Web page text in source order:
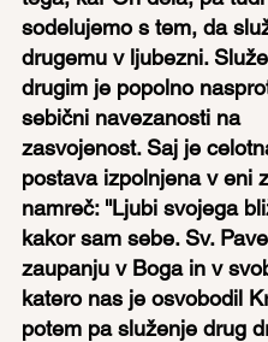
sodelujemo s tem, da
drugemu v ljubezni.
drugim je popolno
sebični navezanosti na
zasvojenost. Saj je
postava izpolnjena v eni
namreč: ''Ljubi svojega
kakor sam sebe. Sv.
zaupanju v Boga in v
katero nas je osvobodil
potem pa služenje drug